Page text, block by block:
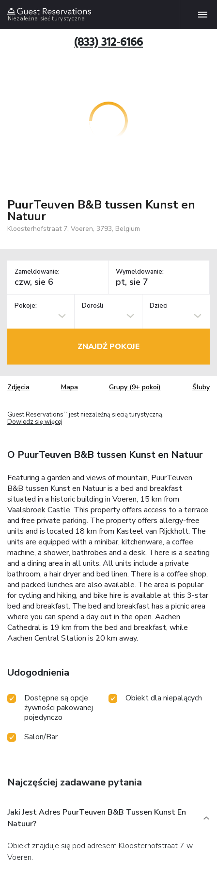
Niezależna sieć turystyczna
(833) 312-6166
PuurTeuven B&B tussen Kunst en
Natuur
Kloosterhofstraat 7, Voeren, 3793, Belgium
Zameldowanie: Wymeldowanie:
Pokoje: Dorośli Dzieci
ZNAJDŹ POKOJE
Zdjęcia Mapa Grupy (9+ pokoi) Śluby
Guest Reservations TM jest niezależną siecią turystyczną.
Dowiedz się więcej
O PuurTeuven B&B tussen Kunst en Natuur
Featuring a garden and views of mountain, PuurTeuven
B&B tussen Kunst en Natuur is a bed and breakfast
situated in a historic building in Voeren, 15 km from
Vaalsbroek Castle. This property offers access to a terrace
and free private parking. The property offers allergy-free
units and is located 18 km from Kasteel van Rijckholt. The
units are equipped with a minibar, kitchenware, a coffee
machine, a shower, bathrobes and a desk. There is a seating
and a dining area in all units. All units include a private
bathroom, a hair dryer and bed linen. There is a coffee shop,
and packed lunches are also available. The area is popular
for cycling and hiking, and bike hire is available at this 3-star
bed and breakfast. The bed and breakfast has a picnic area
where you can spend a day out in the open. Aachen
Cathedral is 19 km from the bed and breakfast, while
Aachen Central Station is 20 km away.
Udogodnienia
Dostępne są opcje
żywności pakowanej
pojedynczo
Obiekt dla niepalących
Salon/Bar
Najczęściej zadawane pytania
Jaki Jest Adres PuurTeuven B&B Tussen Kunst En
Natuur?
Obiekt znajduje się pod adresem Kloosterhofstraat 7 w
Voeren.